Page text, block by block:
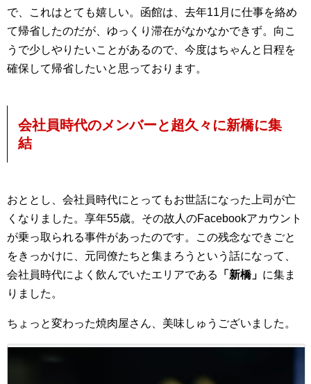
で、これはとても嬉しい。函館は、去年11月に仕事を絡め
て帰省したのだが、ゆっくり滞在がなかなかできず。向こ
うで少しやりたいことがあるので、今度はちゃんと日程を
確保して帰省したいと思っております。
会社員時代のメンバーと超久々に新橋に集
結
おととし、会社員時代にとってもお世話になった上司が亡
くなりました。享年55歳。その故人のFacebookアカウント
が乗っ取られる事件があったのです。この残念なできごと
をきっかけに、元同僚たちと集まろうという話になって、
会社員時代によく飲んでいたエリアである
「新橋」 に集ま
りました。
ちょっと変わった焼肉屋さん、美味しゅうございました。